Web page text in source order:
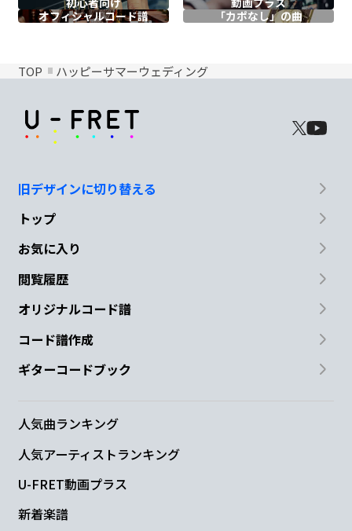
オフィシャルコード譜 「カポなし」の曲
TOP ハッピーサマーウェディング
旧デザインに切り替える
トップ
お気に入り
閲覧履歴
オリジナルコード譜
コード譜作成
ギターコードブック
人気曲ランキング
人気アーティストランキング
U-FRET動画プラス
新着楽譜